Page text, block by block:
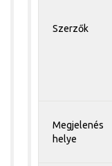
Szerzők
Megjelenés
helye